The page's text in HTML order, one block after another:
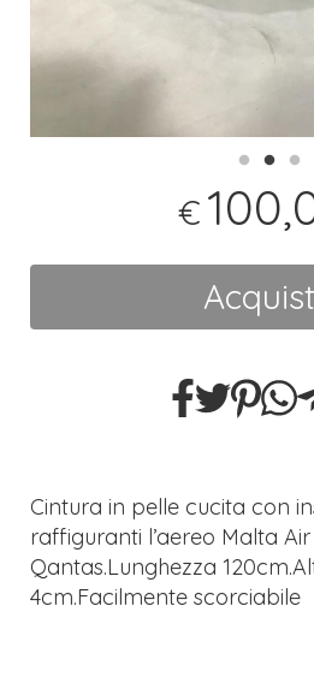
€
Cintura in pelle cucita con
raffiguranti l’aereo Malta
Qantas.Lunghezza
4cm.Facilmente scorciabile